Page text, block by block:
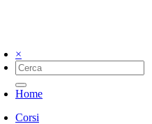
×
Home
Corsi